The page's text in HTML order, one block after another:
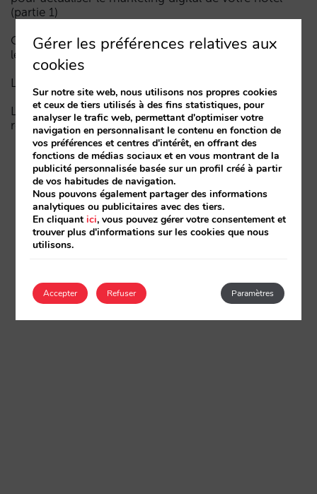
(partie 1)
Comment un hôtel apparaît dans les assistants d’IA :
les trois couches de visibilité
La fin de l’ère « Book on Metasearch »
Le funnel dans l’IA est cassé. La clé pour le réparer
réside dans la phase de considération
Gérer les préférences relatives aux
cookies
Sur notre site web, nous utilisons nos propres cookies
et ceux de tiers utilisés à des fins statistiques, pour
analyser le trafic web, permettant d'optimiser votre
navigation en personnalisant le contenu en fonction de
vos préférences et centres d'intérêt, en offrant des
fonctions de médias sociaux et en vous montrant de la
publicité personnalisée basée sur un profil créé à partir
de vos habitudes de navigation.
Nous pouvons également partager des informations
analytiques ou publicitaires avec des tiers.
En cliquantici, vous pouvez gérer votre consentement et
trouver plus d'informations sur les cookies que nous
utilisons.
Accepter Paramètres
Refuser